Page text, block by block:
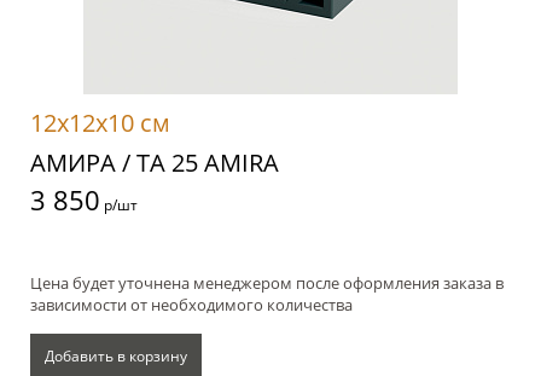
12x12x10 см
АМИРА / TA 25 AMIRA
3 850 р/шт
Цена будет уточнена менеджером после оформления заказа в
зависимости от необходимого количества
Добавить в корзину